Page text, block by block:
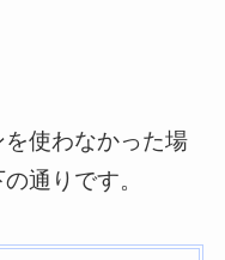
使わなかった場
通りです。